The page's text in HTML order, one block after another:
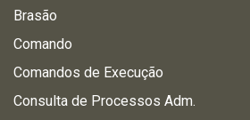
Brasão
Comando
Comandos de Execução
Consulta de Processos Adm.